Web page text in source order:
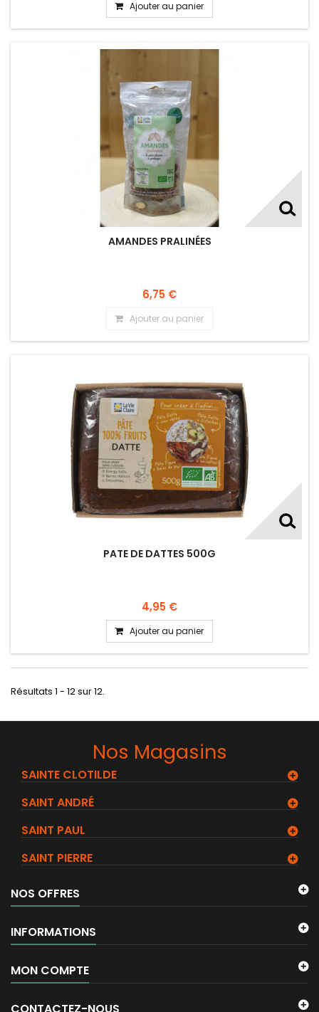
Ajouter au panier
AMANDES PRALINÉES
6,75 €
Ajouter au panier
PATE DE DATTES 500G
4,95 €
Ajouter au panier
Résultats 1 - 12 sur 12.
Nos Magasins
SAINTE CLOTILDE
SAINT ANDRÉ
SAINT PAUL
SAINT PIERRE
NOS OFFRES
INFORMATIONS
MON COMPTE